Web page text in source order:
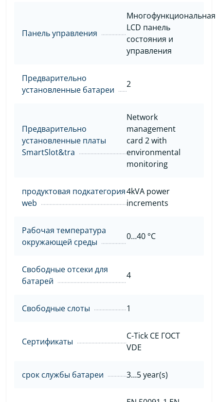
Панель управления
Многофункциональная
LCD панель
состояния и
управления
Предварительно
установленные батареи
2
Предварительно
установленные платы
SmartSlot&tra
Network
management
card 2 with
environmental
monitoring
продуктовая подкатегория
web
4kVA power
increments
Рабочая температура
окружающей среды
0…40 °C
Свободные отсеки для
батарей
4
Свободные слоты 1
Сертификаты
C-Tick CE ГОСТ
VDE
срок службы батареи 3…5 year(s)